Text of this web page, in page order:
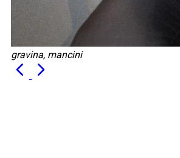
gravina, mancini